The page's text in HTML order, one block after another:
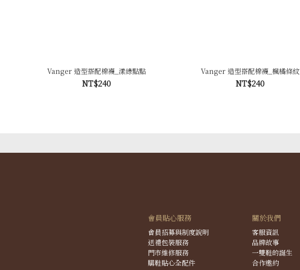
Vanger 造型搭配棉襪_漾綠點點
NT$240
Vanger 造型搭配棉襪_楓橘條紋
NT$240
會員貼心服務
會員招募與制度說明
送禮包裝服務
門市維修服務
購鞋貼心全配件
關於我們
客服資訊
品牌故事
一雙鞋的誕生
合作邀約